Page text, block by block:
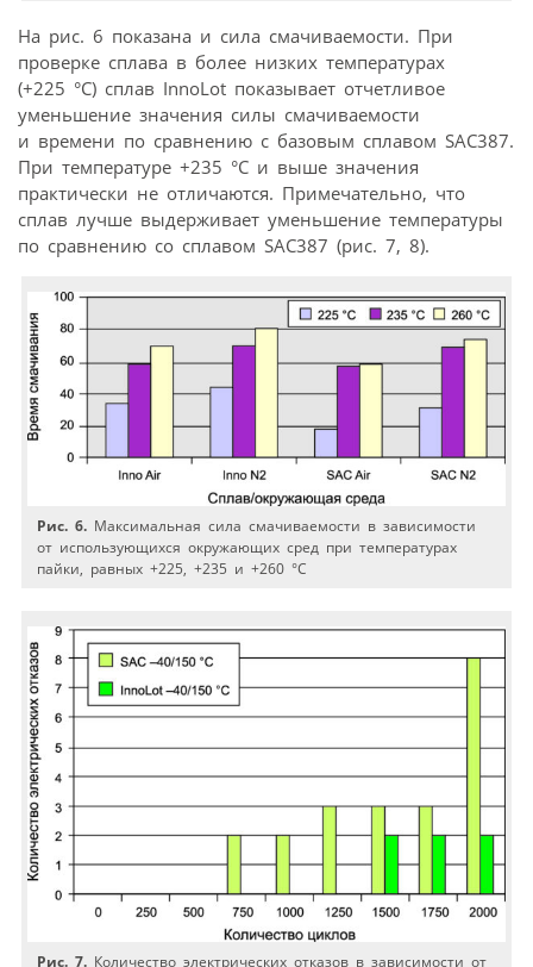
На рис. 6 показана и сила смачиваемости. При
проверке сплава в более низких температурах
(+225 °C) сплав InnoLot показывает отчетливое
уменьшение значения силы смачиваемости
и времени по сравнению с базовым сплавом SAC387.
При температуре +235 °C и выше значения
практически не отличаются. Примечательно, что
сплав лучше выдерживает уменьшение температуры
по сравнению со сплавом SAC387 (рис. 7, 8).
Рис. 6. Максимальная сила смачиваемости в зависимости
от использующихся окружающих сред при температурах
пайки, равных +225, +235 и +260 °C
Рис. 7. Количество электрических отказов в зависимости от